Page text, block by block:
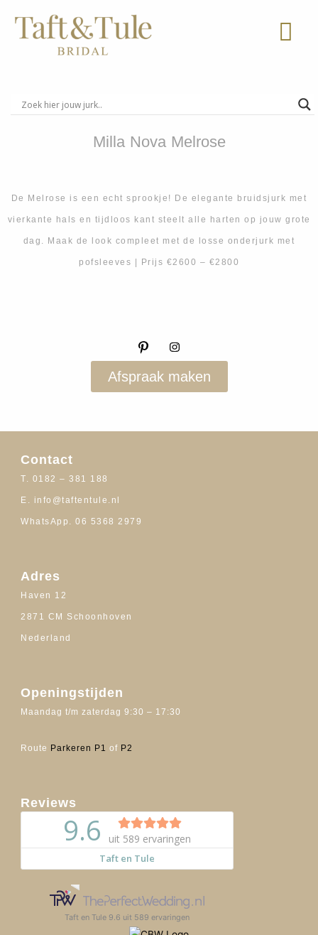
naar
Milla Nova Melrose
De Melrose is een echt sprookje! De elegante bruidsjurk met
vierkante hals en tijdloos kant steelt alle harten op jouw grote
dag. Maak de look compleet met de losse onderjurk met
pofsleeves | Prijs €2600 – €2800
Afspraak maken
Contact
T. 0182 – 381 188
E. info@taftentule.nl
WhatsApp. 06 5368 2979
Adres
Haven 12
2871 CM Schoonhoven
Nederland
Openingstijden
Maandag t/m zaterdag 9:30 – 17:30
Route Parkeren P1 of P2
Reviews
Taft en Tule 9.6 uit 589 ervaringen